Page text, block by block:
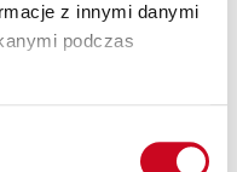
z innymi danymi
podczas
Teatru